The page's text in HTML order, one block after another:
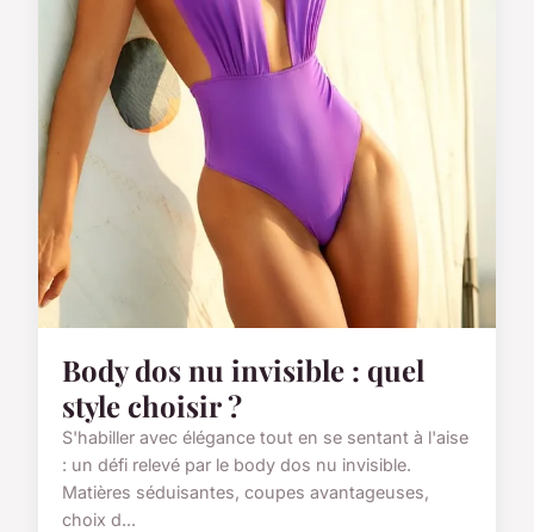
Body dos nu invisible : quel
style choisir ?
S'habiller avec élégance tout en se sentant à l'aise
: un défi relevé par le body dos nu invisible.
Matières séduisantes, coupes avantageuses,
choix d...